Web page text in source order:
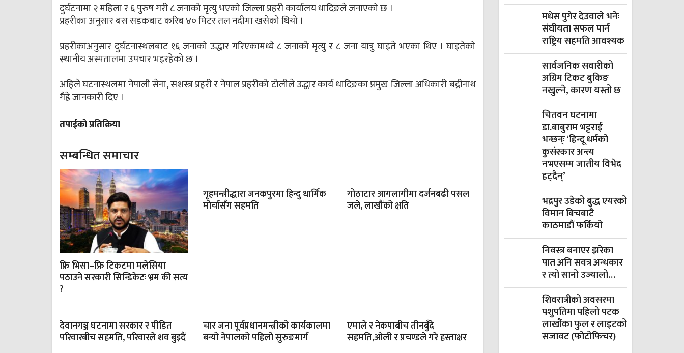
दुर्घटनामा २ महिला र ६ पुरुष गरी ८ जनाको मृत्यु भएको जिल्ला प्रहरी कार्यालय धादिङले जनाएको छ ।
प्रहरीका अनुसार बस सडकबाट करिब ४० मिटर तल नदीमा खसेको थियो ।
प्रहरीकाअनुसार दुर्घटनास्थलबाट १६ जनाको उद्धार गरिएकामध्ये ८ जनाको मृत्यु र ८ जना यात्रु घाइते भएका थिए । घाइतेको
स्थानीय अस्पतालमा उपचार भइरहेको छ ।
अहिले घटनास्थलमा नेपाली सेना, सशस्त्र प्रहरी र नेपाल प्रहरीको टोलीले उद्धार कार्य धादिङका प्रमुख जिल्ला अधिकारी बद्रीनाथ
गैह्रे जानकारी दिए ।
तपाईको प्रतिक्रिया
सम्बन्धित समाचार
फ्रि भिसा–फ्रि टिकटमा मलेसिया
पठाउने सरकारी सिन्डिकेटः भ्रम की सत्य
?
गृहमन्त्रीद्धारा जनकपुरमा हिन्दु धार्मिक
मोर्चासँग सहमति
गोठाटार आगलागीमा दर्जनबढी पसल
जले, लाखौंको क्षति
देवानगञ्ज घटनामा सरकार र पीडित
परिवारबीच सहमति, परिवारले शव बुझ्दैं
चार जना पूर्वप्रधानमन्त्रीको कार्यकालमा
बन्यो नेपालको पहिलो सुरुङमार्ग
एमाले र नेकपाबीच तीनबुँदे
सहमति,ओली र प्रचण्डले गरे हस्ताक्षर
मधेस पुगेर देउवाले भनेः
संघीयता सफल पार्न
राष्ट्रिय सहमति आवश्यक
सार्वजनिक सवारीको
अग्रिम टिकट बुकिङ
नखुल्ने, कारण यस्तो छ
चितवन घटनामा
डा.बाबुराम भट्टराई
भन्छन्ः ‘हिन्दू धर्मको
कुसंस्कार अन्त्य
नभएसम्म जातीय विभेद
हट्दैन्’
भद्रपुर उडेको बुद्ध एयरको
विमान बिचबाटै
काठमाडौं फर्कियो
निवस्त्र बनाएर झरेका
पात अनि सवत्र अन्धकार
र त्यो सानो उज्यालो…
शिवरात्रीको अवसरमा
पशुपतिमा पहिलो पटक
लाखौंका फुल र लाइटको
सजावट (फोटोफिचर)